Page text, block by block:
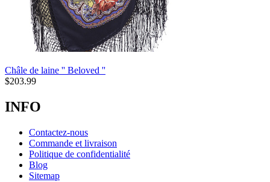
Châle de laine '' Beloved ''
$203.99
INFO
Contactez-nous
Commande et livraison
Politique de confidentialité
Blog
Sitemap